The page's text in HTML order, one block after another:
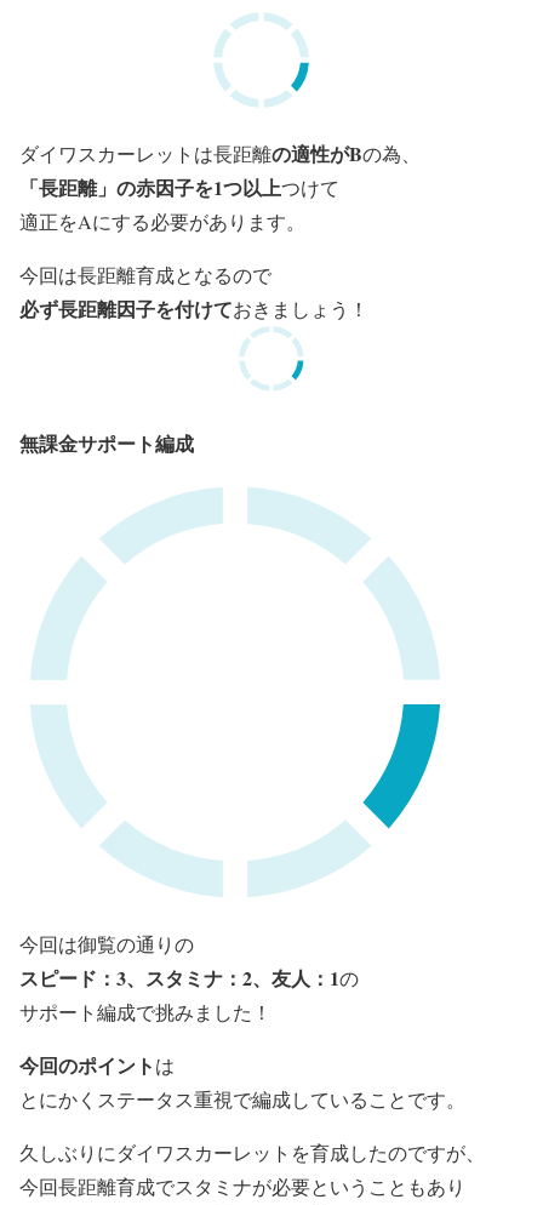
ダイワスカーレットは長距離の適性がBの為、
「長距離」の赤因子を1つ以上つけて
適正をAにする必要があります。
今回は長距離育成となるので
必ず長距離因子を付けておきましょう！
無課金サポート編成
今回は御覧の通りの
スピード：3、スタミナ：2、友人：1の
サポート編成で挑みました！
今回のポイントは
とにかくステータス重視で編成していることです。
久しぶりにダイワスカーレットを育成したのですが、
今回長距離育成でスタミナが必要ということもあり